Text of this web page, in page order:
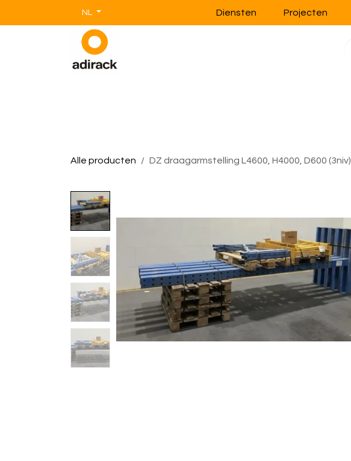
NL Diensten Projecten
Alle producten DZ draagarmstelling L4600, H4000, D600 (3niv)